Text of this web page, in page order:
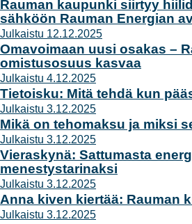
Rauman kaupunki siirtyy
sähköön Rauman Energian
Julkaistu 12.12.2025
Omavoimaan uusi osakas –
omistusosuus kasvaa
Julkaistu 4.12.2025
Tietoisku: Mitä tehdä kun
Julkaistu 3.12.2025
Mikä on tehomaksu ja miksi
Julkaistu 3.12.2025
Vieraskynä: Sattumasta
menestystarinaksi
Julkaistu 3.12.2025
Anna kiven kiertää: Rauman
Julkaistu 3.12.2025